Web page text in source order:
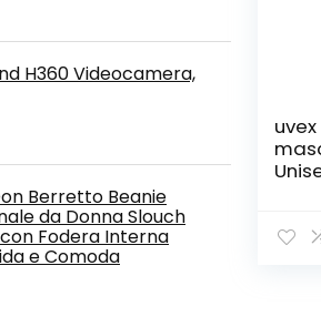
H360 Videocamera,
Berretto Beanie
da Donna Slouch
Fodera Interna
e Comoda